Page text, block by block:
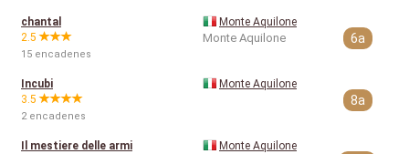
chantal
2.5
15 encadenes
Monte Aquilone
Monte Aquilone 6a
Incubi
3.5
2 encadenes
Monte Aquilone
8a
Il mestiere delle armi
Monte Aquilone